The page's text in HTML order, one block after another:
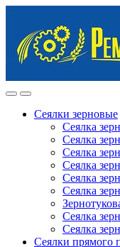
navigation
content
Сеялки зерновые
Сеялка
Сеялка
Сеялка
Сеялка
Сеялка
Сеялка
Сеялка
Сеялка
Сеялки прямого